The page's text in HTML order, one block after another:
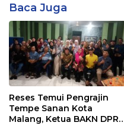
Baca Juga
Reses Temui Pengrajin
Tempe Sanan Kota
Malang, Ketua BAKN DPR